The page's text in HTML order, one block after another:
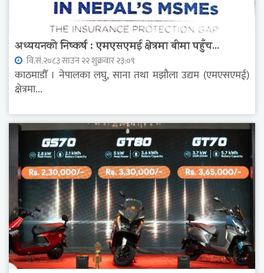
अध्ययनको निष्कर्ष : एमएसएमई क्षेत्रमा बीमा पहुँच...
वि.सं.२०८३ साउन २२ शुक्रवार २३:०९
काठमाडौँ । नेपालका लघु, साना तथा मझौला उद्यम (एमएसएमई)
क्षेत्रमा...